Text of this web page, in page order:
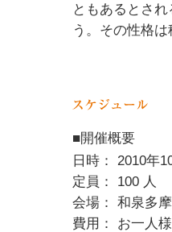
ともあるとさ
う。その性格
■開催概要
日時： 2010年
定員： 100 人
会場： 和泉多
費用： お一人